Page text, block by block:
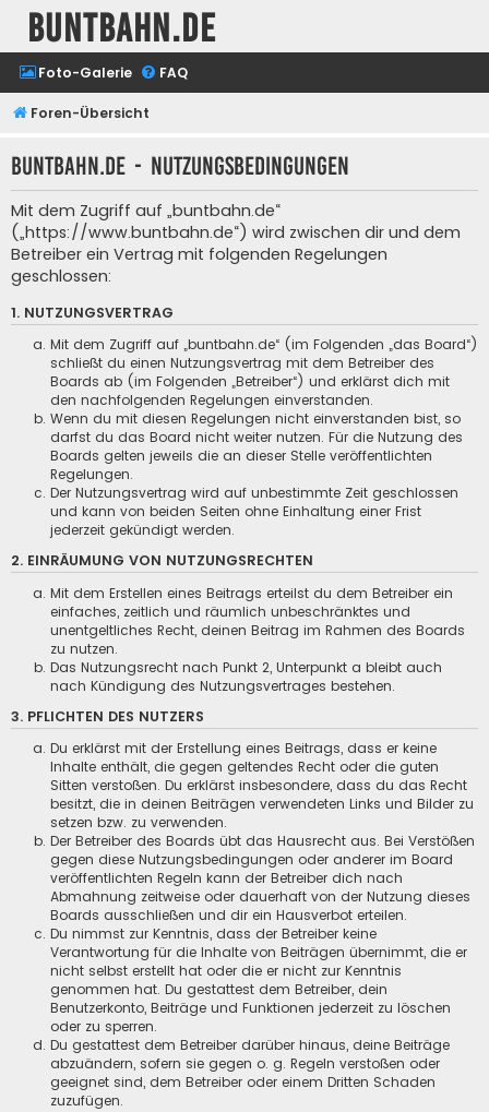
buntbahn.de
Foto-Galerie FAQ
Foren-Übersicht
buntbahn.de - Nutzungsbedingungen
Mit dem Zugriff auf „buntbahn.de“
(„https://www.buntbahn.de“) wird zwischen dir und dem
Betreiber ein Vertrag mit folgenden Regelungen
geschlossen:
1. NUTZUNGSVERTRAG
Mit dem Zugriff auf „buntbahn.de“ (im Folgenden „das Board“)
schließt du einen Nutzungsvertrag mit dem Betreiber des
Boards ab (im Folgenden „Betreiber“) und erklärst dich mit
den nachfolgenden Regelungen einverstanden.
Wenn du mit diesen Regelungen nicht einverstanden bist, so
darfst du das Board nicht weiter nutzen. Für die Nutzung des
Boards gelten jeweils die an dieser Stelle veröffentlichten
Regelungen.
Der Nutzungsvertrag wird auf unbestimmte Zeit geschlossen
und kann von beiden Seiten ohne Einhaltung einer Frist
jederzeit gekündigt werden.
2. EINRÄUMUNG VON NUTZUNGSRECHTEN
Mit dem Erstellen eines Beitrags erteilst du dem Betreiber ein
einfaches, zeitlich und räumlich unbeschränktes und
unentgeltliches Recht, deinen Beitrag im Rahmen des Boards
zu nutzen.
Das Nutzungsrecht nach Punkt 2, Unterpunkt a bleibt auch
nach Kündigung des Nutzungsvertrages bestehen.
3. PFLICHTEN DES NUTZERS
Du erklärst mit der Erstellung eines Beitrags, dass er keine
Inhalte enthält, die gegen geltendes Recht oder die guten
Sitten verstoßen. Du erklärst insbesondere, dass du das Recht
besitzt, die in deinen Beiträgen verwendeten Links und Bilder zu
setzen bzw. zu verwenden.
Der Betreiber des Boards übt das Hausrecht aus. Bei Verstößen
gegen diese Nutzungsbedingungen oder anderer im Board
veröffentlichten Regeln kann der Betreiber dich nach
Abmahnung zeitweise oder dauerhaft von der Nutzung dieses
Boards ausschließen und dir ein Hausverbot erteilen.
Du nimmst zur Kenntnis, dass der Betreiber keine
Verantwortung für die Inhalte von Beiträgen übernimmt, die er
nicht selbst erstellt hat oder die er nicht zur Kenntnis
genommen hat. Du gestattest dem Betreiber, dein
Benutzerkonto, Beiträge und Funktionen jederzeit zu löschen
oder zu sperren.
Du gestattest dem Betreiber darüber hinaus, deine Beiträge
abzuändern, sofern sie gegen o. g. Regeln verstoßen oder
geeignet sind, dem Betreiber oder einem Dritten Schaden
zuzufügen.